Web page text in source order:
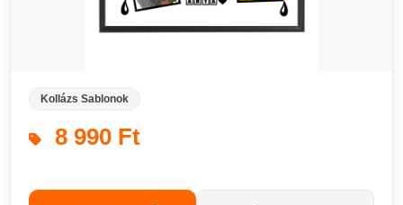
Kollázs Sablonok
8 990 Ft